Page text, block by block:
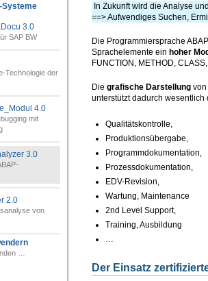
von BW-Objekten
der SAP SE: Analyse, Entwicklung,
4.0
In Zukunft wird die Analyse
==> Aufwendiges Suchen,
Die Programmiersprache
Sprachelemente ein hoher
FUNCTION, METHOD,
Die grafische Darstellungvon
unterstützt dadurch
Qualitätskontrolle,
Produktionsübergabe,
Programmdokumentation,
Prozessdokumentation,
EDV-Revision,
Wartung, Maintenance
2nd Level Support,
Training, Ausbildung
…
Der Einsatz
Systeme
3.0
SAP BW
Technologie der
4.0
mit
3.0
2.0
von
…